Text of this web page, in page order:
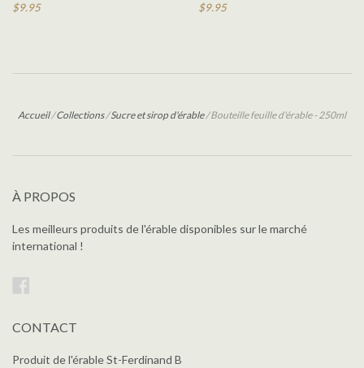
$9.95 $9.95
Accueil/Collections/Sucre et sirop d'érable/Bouteille feuille d'érable - 250ml
À PROPOS
Les meilleurs produits de l'érable disponibles sur le marché
international !
CONTACT
Produit de l'érable St-Ferdinand B